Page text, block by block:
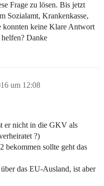
Frage zu lösen. Bis jetzt
Sozialamt, Krankenkasse,
konnten keine Klare Antwort
Danke
um 12:08
er nicht in die GKV als
?)
bekommen sollte geht das
das EU-Ausland, ist aber